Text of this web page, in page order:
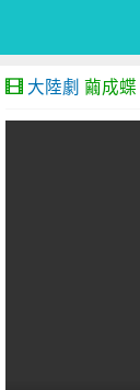
大陸劇 繭成蝶